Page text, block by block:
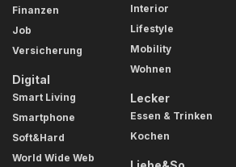
Finanzen
Job
Versicherung
Digital
Smart Living
Smartphone
Soft&Hard
World Wide Web
Interior
Lifestyle
Mobility
Wohnen
Lecker
Essen & Trinken
Kochen